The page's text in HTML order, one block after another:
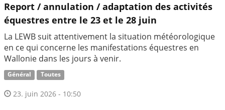
Report / annulation / adaptation des activités
équestres entre le 23 et le 28 juin
La LEWB suit attentivement la situation météorologique
en ce qui concerne les manifestations équestres en
Wallonie dans les jours à venir.
Général Toutes
23. juin 2026 - 10:50